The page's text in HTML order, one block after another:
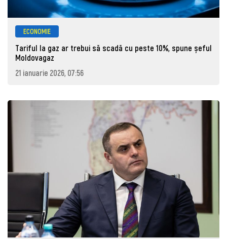
ECONOMIE
Tariful la gaz ar trebui să scadă cu peste 10%, spune șeful
Moldovagaz
21 ianuarie 2026, 07:56